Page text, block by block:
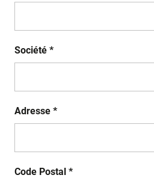
Société *
Adresse *
Code Postal *